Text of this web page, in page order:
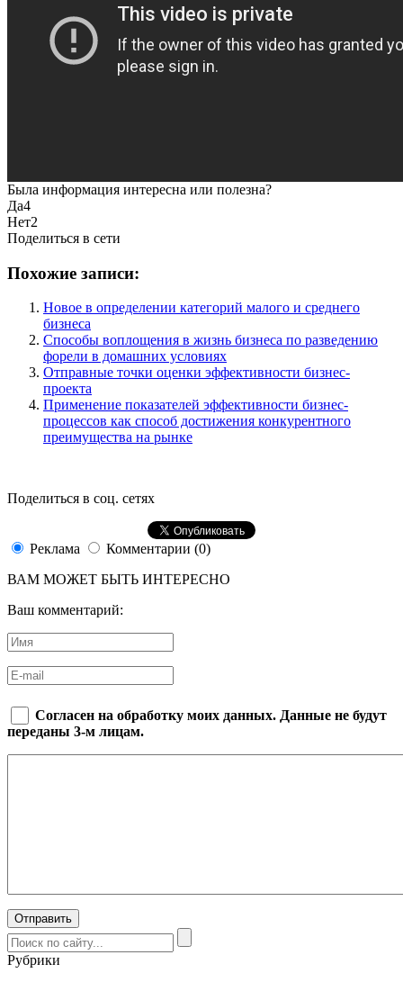
Была информация интересна или полезна?
Да4
Нет2
Поделиться в сети
Похожие записи:
Новое в определении категорий малого и среднего
бизнеса
Способы воплощения в жизнь бизнеса по разведению
форели в домашних условиях
Отправные точки оценки эффективности бизнес-
проекта
Применение показателей эффективности бизнес-
процессов как способ достижения конкурентного
преимущества на рынке
Поделиться в соц. сетях
Реклама
Комментарии (0)
ВАМ МОЖЕТ БЫТЬ ИНТЕРЕСНО
Ваш комментарий:
Согласен на обработку моих данных. Данные не будут
переданы 3-м лицам.
Рубрики